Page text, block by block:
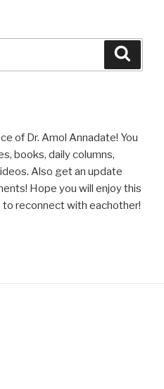
of Dr. Amol Annadate! You
books, daily columns,
Also get an update
Hope you will enjoy this
reconnect with eachother!